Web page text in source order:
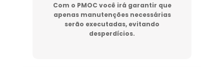
Com o PMOC você irá garantir que
apenas manutenções necessárias
serão executadas, evitando
desperdícios.